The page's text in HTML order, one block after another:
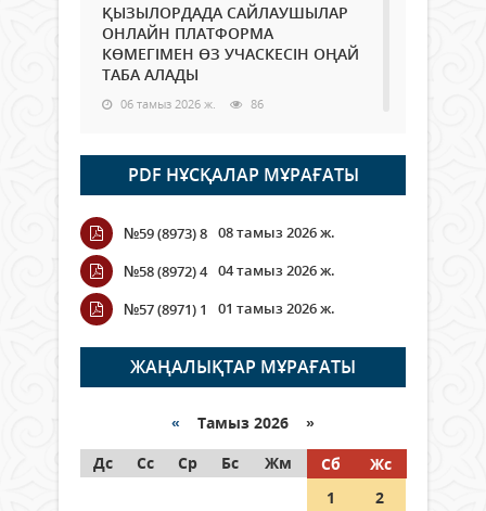
ҚЫЗЫЛОРДАДА САЙЛАУШЫЛАР
ОНЛАЙН ПЛАТФОРМА
КӨМЕГІМЕН ӨЗ УЧАСКЕСІН ОҢАЙ
ТАБА АЛАДЫ
06 тамыз 2026 ж. 86
Open Air: Қызылорда облысы
полиция департаменті 20
мыңнан астам көрерменнің
қауіпсіздігін қамтамасыз етті
06 тамыз 2026 ж.
Wi-Fi ҚАБЫРҒА АРҚЫЛЫ ҚАЛАЙ
ӨТЕДІ?
06 тамыз 2026 ж. 264
граждане Казахстана,
05 тамыз 2026 ж. 145
PDF НҰСҚАЛАР МҰРАҒАТЫ
№59 (8973) 8 08 тамыз 2026 ж.
№58 (8972) 4 04 тамыз 2026 ж.
№57 (8971) 1
01 тамыз 2026 ж.
ЖАҢАЛЫҚТАР МҰРАҒАТЫ
« Тамыз 2026 »
Дс
Сс Ср Бс Жм Сб
Жс
1
2